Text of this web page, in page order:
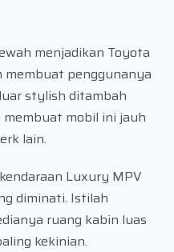
menjadikan Toyota
penggunanya
stylish ditambah
mobil ini jauh
lain.
Luxury MPV
diminati. Istilah
ruang kabin luas
kekinian.